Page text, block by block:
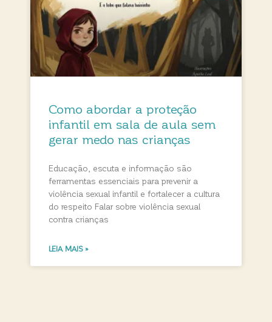
Como abordar a proteção
infantil em sala de aula sem
gerar medo nas crianças
Educação, escuta e informação são
ferramentas essenciais para prevenir a
violência sexual infantil e fortalecer a cultura
do respeito Falar sobre violência sexual
contra crianças
LEIA MAIS »